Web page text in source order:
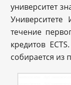
университет
течение
кредитов
собирается из